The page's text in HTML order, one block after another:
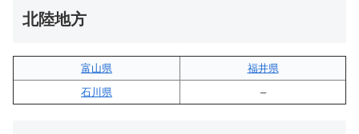
北陸地方
富山県
福井県
石川県
–